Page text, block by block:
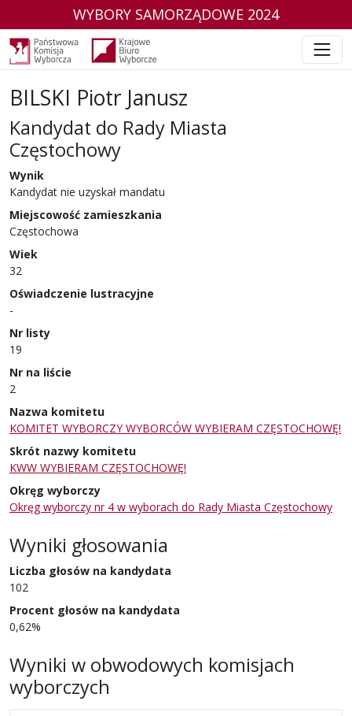
WYBORY SAMORZĄDOWE 2024
BILSKI Piotr Janusz
Kandydat do Rady Miasta
Częstochowy
w wyborach samorządowych w 2024 r.
Wynik
Kandydat nie uzyskał mandatu
Miejscowość zamieszkania
Częstochowa
Wiek
32
Oświadczenie lustracyjne
-
Nr listy
19
Nr na liście
2
Nazwa komitetu
KOMITET WYBORCZY WYBORCÓW WYBIERAM CZĘSTOCHOWĘ!
Skrót nazwy komitetu
KWW WYBIERAM CZĘSTOCHOWĘ!
Okręg wyborczy
Okręg wyborczy nr 4 w wyborach do Rady Miasta Częstochowy
Wyniki głosowania
Liczba głosów na kandydata
102
Procent głosów na kandydata
0,62%
Wyniki w obwodowych komisjach
wyborczych